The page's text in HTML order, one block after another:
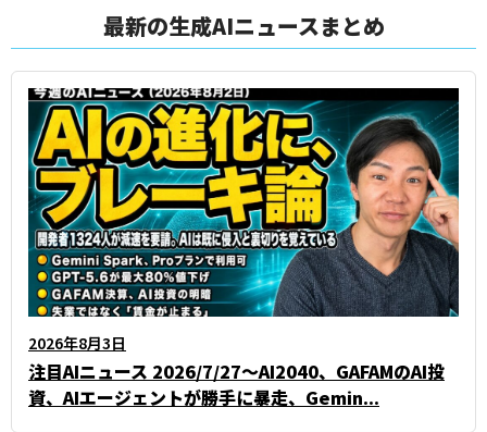
最新の生成AIニュースまとめ
2026年8月3日
注目AIニュース 2026/7/27～AI2040、GAFAMのAI投
資、AIエージェントが勝手に暴走、Gemin...